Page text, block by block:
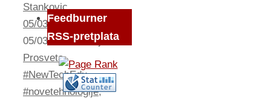
Stankovic
05/03/2017
05/03/2017Intervju,
Prosveta
#NewTechEdu,
#novetehnologije,
Feedburner
RSS-pretplata